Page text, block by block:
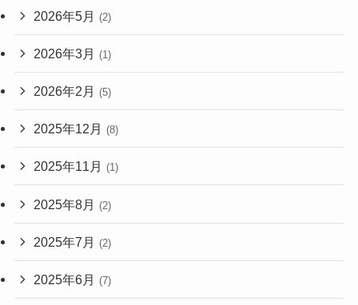
2026年5月 (2)
2026年3月 (1)
2026年2月 (5)
2025年12月 (8)
2025年11月 (1)
2025年8月 (2)
2025年7月 (2)
2025年6月 (7)